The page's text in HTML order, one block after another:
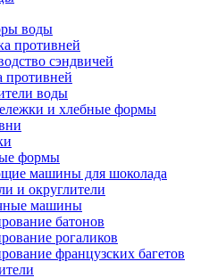
воды
противней
сэндвичей
противней
воды
и хлебные формы
формы
машины для шоколада
и округлители
машины
батонов
рогаликов
французских багетов